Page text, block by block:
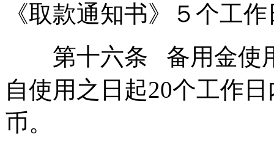
《取款通知书》５个工
第十六条 备用金使用
自使用之日起20个工作
币。